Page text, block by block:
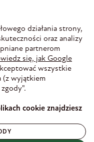
działania strony,
oraz analizy
partnerom
się, jak Google
wszystkie
(z wyjątkiem
cookie znajdziesz